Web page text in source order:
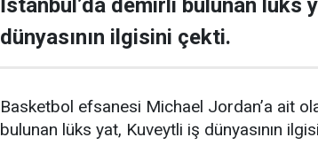
İstanbul’da demirli bulunan lüks
dünyasının ilgisini çekti.
Basketbol efsanesi Michael Jordan’a ait
bulunan lüks yat, Kuveytli iş dünyasının